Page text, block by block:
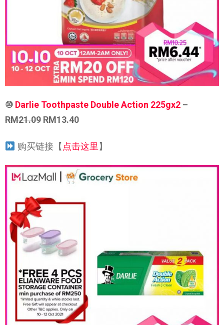
⑩ Darlie Toothpaste Double Action 225gx2 –
RM21.09 RM13.40
购买链接【 点击这里 】